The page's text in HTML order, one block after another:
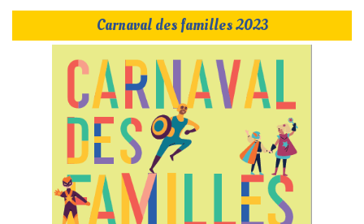
Carnaval des familles 2023